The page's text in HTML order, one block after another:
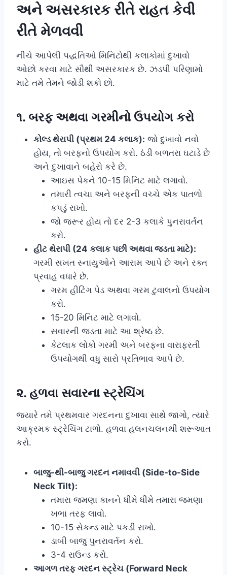
અને અસરકારક રીતે રાહત કેવી
રીતે મેળવવી
નીચે આપેલી પદ્ધતિઓ મિનિટોથી કલાકોમાં દુખાવો
ઓછો કરવા માટે સૌથી અસરકારક છે. ઝડપી પરિણામો
માટે તમે તેમને જોડી શકો છો.
૧. બરફ અથવા ગરમીનો ઉપયોગ કરો
કોલ્ડ થેરાપી (પ્રથમ 24 કલાક): જો દુખાવો નવો
હોય, તો બરફનો ઉપયોગ કરો. ઠંડી બળતરા ઘટાડે છે
અને દુખાવાને બહેરો કરે છે.
આઇસ પેકને 10-15 મિનિટ માટે લગાવો.
તમારી ત્વચા અને બરફની વચ્ચે એક પાતળો
કપડું રાખો.
જો જરૂર હોય તો દર 2-3 કલાકે પુનરાવર્તન
કરો.
હીટ થેરાપી (24 કલાક પછી અથવા જડતા માટે):
ગરમી સખત સ્નાયુઓને આરામ આપે છે અને રક્ત
પ્રવાહ વધારે છે.
ગરમ હીટિંગ પેડ અથવા ગરમ ટુવાલનો ઉપયોગ
કરો.
15-20 મિનિટ માટે લગાવો.
સવારની જડતા માટે આ શ્રેષ્ઠ છે.
કેટલાક લોકો ગરમી અને બરફના વારાફરતી
ઉપયોગથી વધુ સારો પ્રતિભાવ આપે છે.
૨. હળવા સવારના સ્ટ્રેચિંગ
જ્યારે તમે પ્રથમવાર ગરદનના દુખાવા સાથે જાગો, ત્યારે
આક્રમક સ્ટ્રેચિંગ ટાળો. હળવા હલનચલનથી શરૂઆત
કરો.
બાજુ-થી-બાજુ ગરદન નમાવવી (Side-to-Side
Neck Tilt):
તમારા જમણા કાનને ધીમે ધીમે તમારા જમણા
ખભા તરફ લાવો.
10-15 સેકન્ડ માટે પકડી રાખો.
ડાબી બાજુ પુનરાવર્તન કરો.
3-4 રાઉન્ડ કરો.
આગળ તરફ ગરદન સ્ટ્રેચ (Forward Neck